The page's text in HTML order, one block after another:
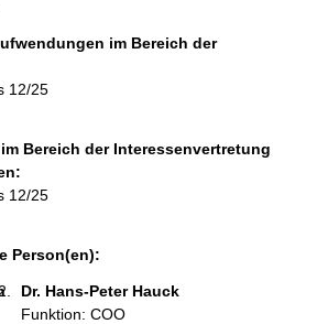
im Bereich der
12/25
Bereich der Interessenvertretung
12/25
Person(en):
Dr. Hans-Peter Hauck
Funktion: COO